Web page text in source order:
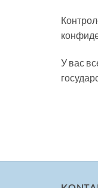
У вас